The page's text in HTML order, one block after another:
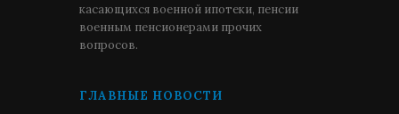
касающихся военной ипотеки, пенсии
военным пенсионерами прочих
вопросов.
ГЛАВНЫЕ НОВОСТИ